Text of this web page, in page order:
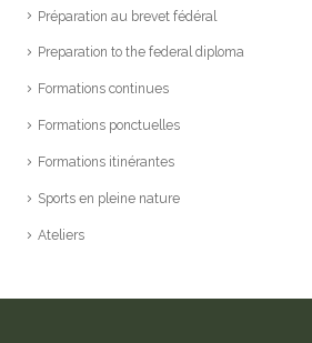
Préparation au brevet fédéral
Preparation to the federal diploma
Formations continues
Formations ponctuelles
Formations itinérantes
Sports en pleine nature
Ateliers